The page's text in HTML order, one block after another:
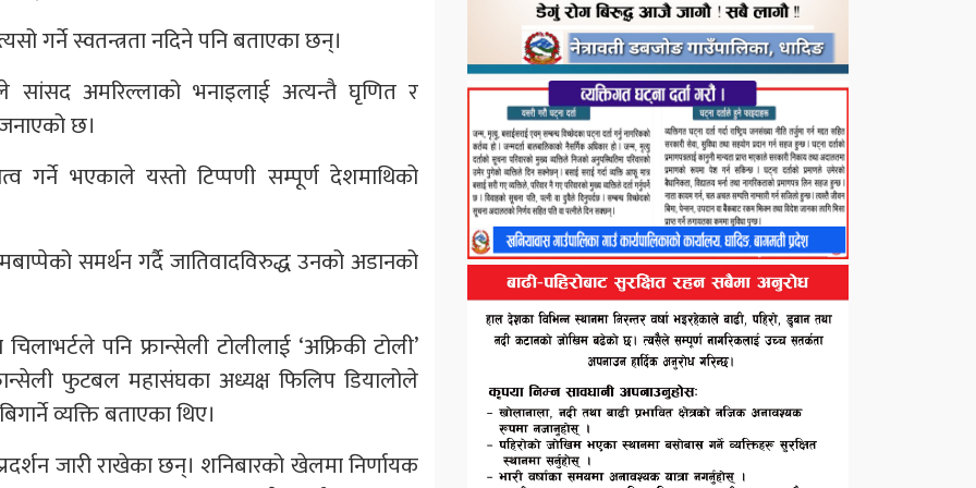
गर्ने स्वतन्त्रता नदिने पनि बताएका छन्।
अमरिल्लाको भनाइलाई अत्यन्तै घृणित र
छ।
गर्ने भएकाले यस्तो टिप्पणी सम्पूर्ण देशमाथिको
समर्थन गर्दै जातिवादविरुद्ध उनको अडानको
पनि फ्रान्सेली टोलीलाई ‘अफ्रिकी टोली’
फुटबल महासंघका अध्यक्ष फिलिप डियालोले
व्यक्ति बताएका थिए।
जारी राखेका छन्। शनिबारको खेलमा निर्णायक